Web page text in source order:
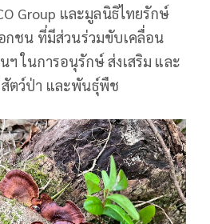
Group และมูลนิธิไทยรักษ์
กชน ที่มีส่วนร่วมขับเคลื่อน
ฯ ในการอนุรักษ์ ส่งเสริม และ
ตว์ป่า และพันธุ์พืช